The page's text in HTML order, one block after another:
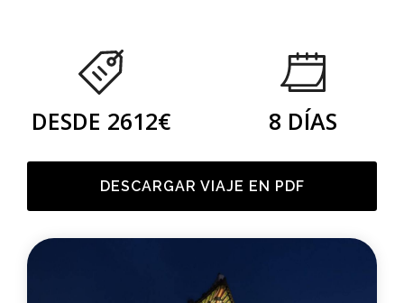
DESDE 2612€ 8 DÍAS
DESCARGAR VIAJE EN PDF